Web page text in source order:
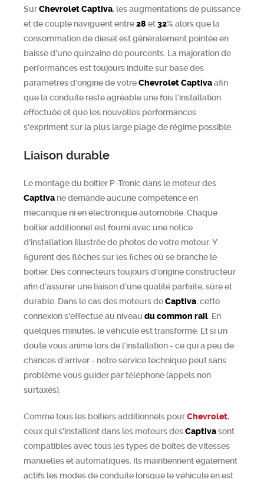
SurChevroletCaptiva, les augmentations de puissance
et de couple naviguent entre28 et32% alors que la
consommation de diesel est généralement pointée en
baisse d’une quinzaine de pourcents. La majoration de
performances est toujours induite sur base des
paramètres d'origine de votreChevroletCaptivaafin
que la conduite reste agréable une fois l'installation
effectuée et que les nouvelles performances
s'expriment sur la plus large plage de régime possible.
Liaison durable
Le montage du boitier P-Tronic dans le moteur des
Captiva ne demande aucune compétence en
mécanique ni en électronique automobile. Chaque
boitier additionnel est fourni avec une notice
d'installation illustrée de photos de votre moteur. Y
figurent des flèches sur les fiches où se branche le
boitier. Des connecteurs toujours d'origine constructeur
afin d'assurer une liaison d'une qualité parfaite, sûre et
durable. Dans le cas des moteurs deCaptiva, cette
connexion s'effectue au niveau du common rail . En
quelques minutes, le véhicule est transformé. Et si un
doute vous anime lors de l'installation - ce qui a peu de
chances d'arriver - notre service technique peut sans
problème vous guider par téléphone (appels non
surtaxés).
Comme tous les boitiers additionnels pourChevrolet,
ceux qui s'installent dans les moteurs desCaptivasont
compatibles avec tous les types de boîtes de vitesses
manuelles et automatiques. Ils maintiennent également
actifs les modes de conduite lorsque le véhicule en est